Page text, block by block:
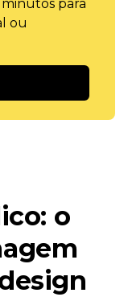
para
ou
o